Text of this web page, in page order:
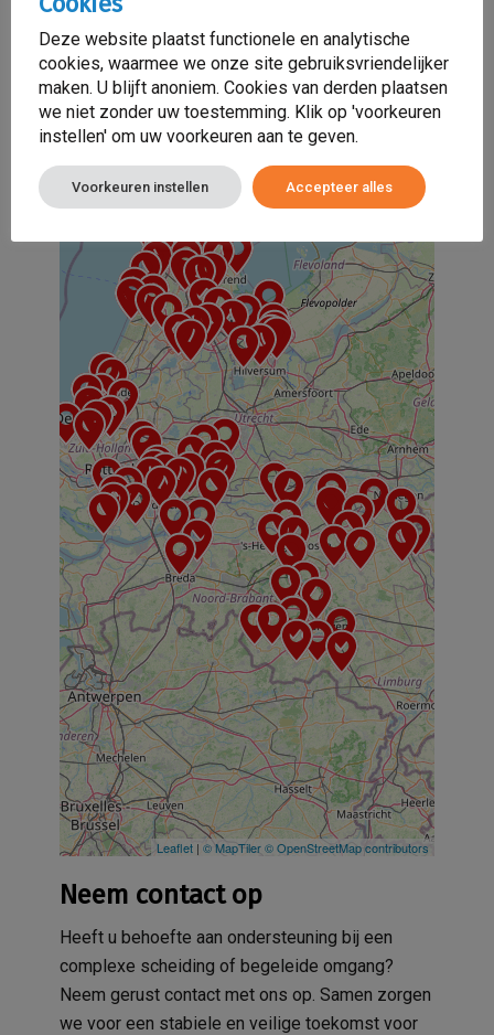
−
Leaflet | © MapTiler© OpenStreetMap contributors
Neem contact op
Heeft u behoefte aan ondersteuning bij een
complexe scheiding of begeleide omgang?
Neem gerust contact met ons op. Samen zorgen
we voor een stabiele en veilige toekomst voor
Deze website plaatst functionele en analytische
cookies, waarmee we onze site gebruiksvriendelijker
maken. U blijft anoniem. Cookies van derden plaatsen
we niet zonder uw toestemming. Klik op 'voorkeuren
instellen' om uw voorkeuren aan te geven.
Voorkeuren instellen Accepteer alles